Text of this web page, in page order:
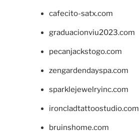
cafecito-satx.com
graduacionviu2023.com
pecanjackstogo.com
zengardendayspa.com
sparklejewelryinc.com
ironcladtattoostudio.com
bruinshome.com